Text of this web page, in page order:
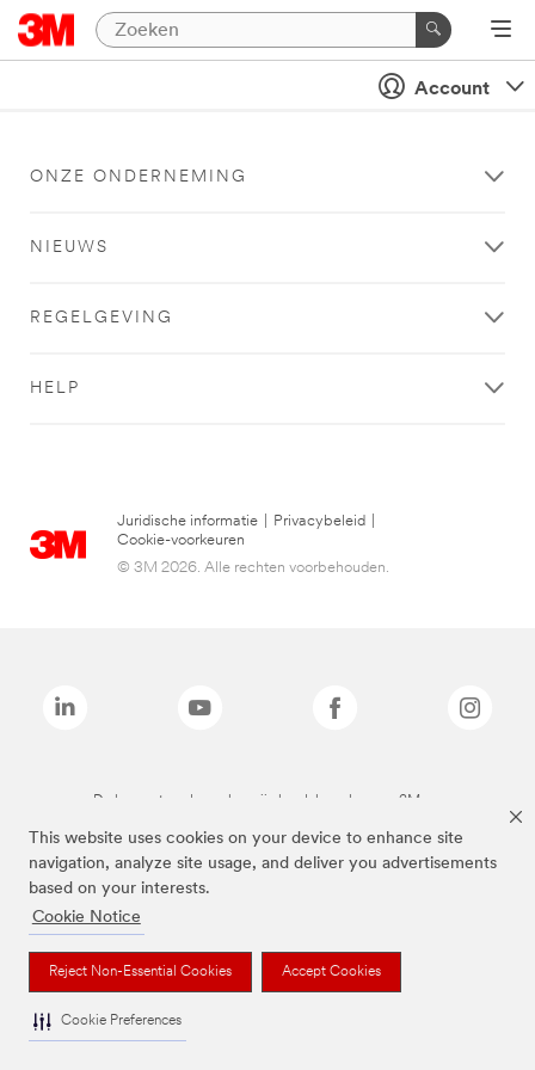
This website uses cookies on your device to enhance site
navigation, analyze site usage, and deliver you advertisements
based on your interests.
Cookie Notice
Reject Non-Essential Cookies Accept Cookies
Cookie Preferences
Account
ONZE ONDERNEMING
NIEUWS
REGELGEVING
HELP
Juridische informatie Privacybeleid
Cookie-voorkeuren
© 3M 2026. Alle rechten voorbehouden.
De bovenstaande merken zijn handelsmerken van 3M.we